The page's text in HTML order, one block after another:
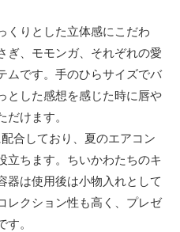
くりとした立体感にこだわ
ぎ、モモンガ、それぞれの愛
ムです。手のひらサイズでバ
とした感想を感じた時に唇や
けます。
合しており、夏のエアコン
立ちます。ちいかわたちのキ
器は使用後は小物入れとして
レクション性も高く、プレゼ
。